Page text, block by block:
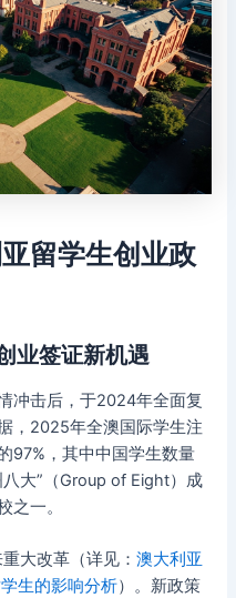
留学生创业政
业签证新机遇
冲击后，于2024年全面复
，2025年全澳国际学生注
97%，其中中国学生数量
大”（Group of Eight）成
之一。
大改革（详见：澳大利亚
生的影响分析）。新政策